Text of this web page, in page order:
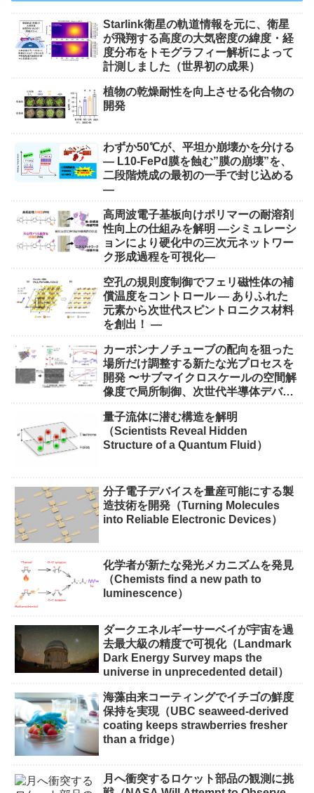
Starlink衛星の軌道情報を元に、衛星
が飛翔する高度の大気密度の緯度・経
度分布をトモグラフィー解析によって
計測しました（世界初の成果）
植物の乾燥耐性を向上させる化合物の
開発
わずか50℃が、平坦か崩壊かを分ける
― L10-FePd膜を蝕む”膜の崩壊”を、
二段階焼成の最初の一手で封じ込める
―
高周波電子基板向けポリマーの耐溶剤
性向上の仕組みを解明 ―シミュレーシ
ョンにより硬化中の三次元ネットワー
ク形成過程を可視化―
空孔の規則度制御でフェリ磁性体の補
償温度をコントロール ― ありふれた
元素から次世代スピントロニクス材料
を創出！ ―
カーボンナノチューブの配向を狙った
場所だけ調整する新たな光プロセスを
開発 〜サブマイクロスケールの空間解
像度で局所制御、次世代半導体デバイ
量子流体に潜む構造を解明
（Scientists Reveal Hidden
Structure of a Quantum Fluid）
分子電子デバイスを量産可能にする製
造技術を開発（Turning Molecules
into Reliable Electronic Devices）
化学者が新たな発光メカニズムを発見
（Chemists find a new path to
luminescence）
ダークエネルギーサーベイが宇宙を過
去最大級の精度で可視化（Landmark
Dark Energy Survey maps the
universe in unprecedented detail）
海藻由来コーティングでイチゴの鮮度
保持を実現（UBC seaweed-derived
coating keeps strawberries fresher
than a fridge）
月へ衝突するロケット部品の観測に挑